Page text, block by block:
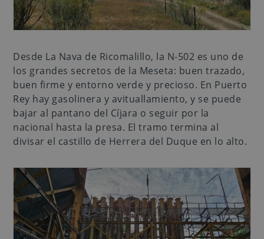
Desde La Nava de Ricomalillo, la N-502 es uno de
los grandes secretos de la Meseta: buen trazado,
buen firme y entorno verde y precioso. En Puerto
Rey hay gasolinera y avituallamiento, y se puede
bajar al pantano del Cíjara o seguir por la
nacional hasta la presa. El tramo termina al
divisar el castillo de Herrera del Duque en lo alto.